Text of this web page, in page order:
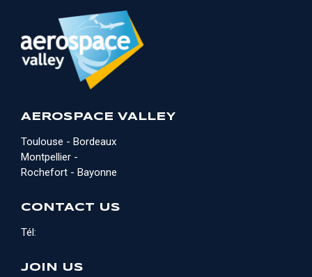
AEROSPACE VALLEY
Toulouse - Bordeaux
Montpellier -
Rochefort - Bayonne
CONTACT US
Tél:
JOIN US